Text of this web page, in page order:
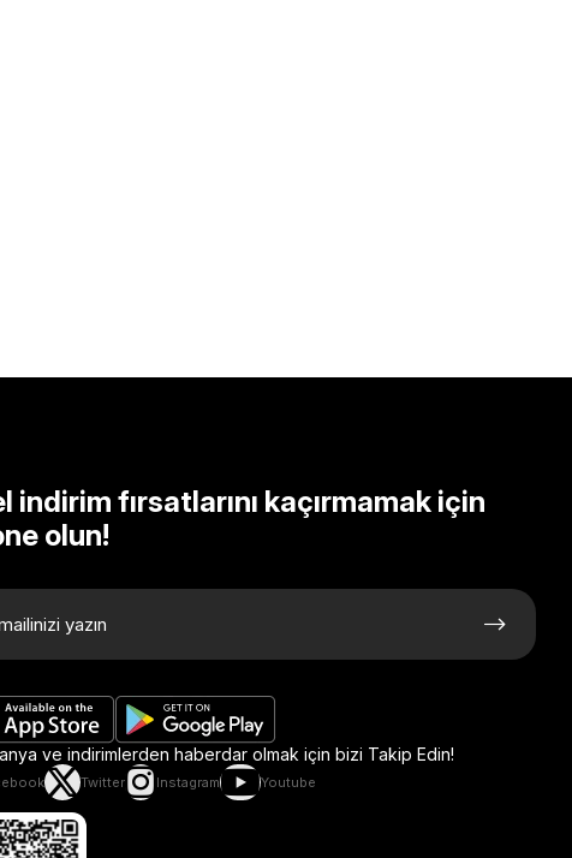
indirim fırsatlarını kaçırmamak için
olun!
ve indirimlerden haberdar olmak için bizi Takip Edin!
Twitter Instagram Youtube